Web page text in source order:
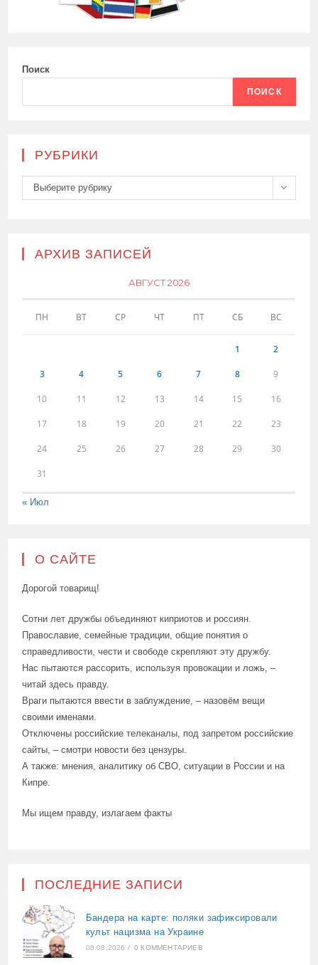
Поиск
ПОИСК
РУБРИКИ
Рубрики
Выберите рубрику
АРХИВ ЗАПИСЕЙ
АВГУСТ 2026
ПН ВТ СР ЧТ ПТ СБ ВС
1 2
3 4 5 6 7 8 9
10 11 12 13 14 15 16
17 18 19 20 21 22 23
24 25 26 27 28 29 30
31
« Июл
О САЙТЕ
Дорогой товарищ!
Сотни лет дружбы объединяют киприотов и россиян.
Православие, семейные традиции, общие понятия о
справедливости, чести и свободе скрепляют эту дружбу.
Нас пытаются рассорить, используя провокации и ложь, –
читай здесь правду.
Враги пытаются ввести в заблуждение, – назовём вещи
своими именами.
Отключены российские телеканалы, под запретом российские
сайты, – смотри новости без цензуры.
А также: мнения, аналитику об СВО, ситуации в России и на
Кипре.
Мы ищем правду, излагаем факты
ПОСЛЕДНИЕ ЗАПИСИ
Бандера на карте: поляки зафиксировали
культ нацизма на Украине
08.08.2026 / 0 КОММЕНТАРИЕВ